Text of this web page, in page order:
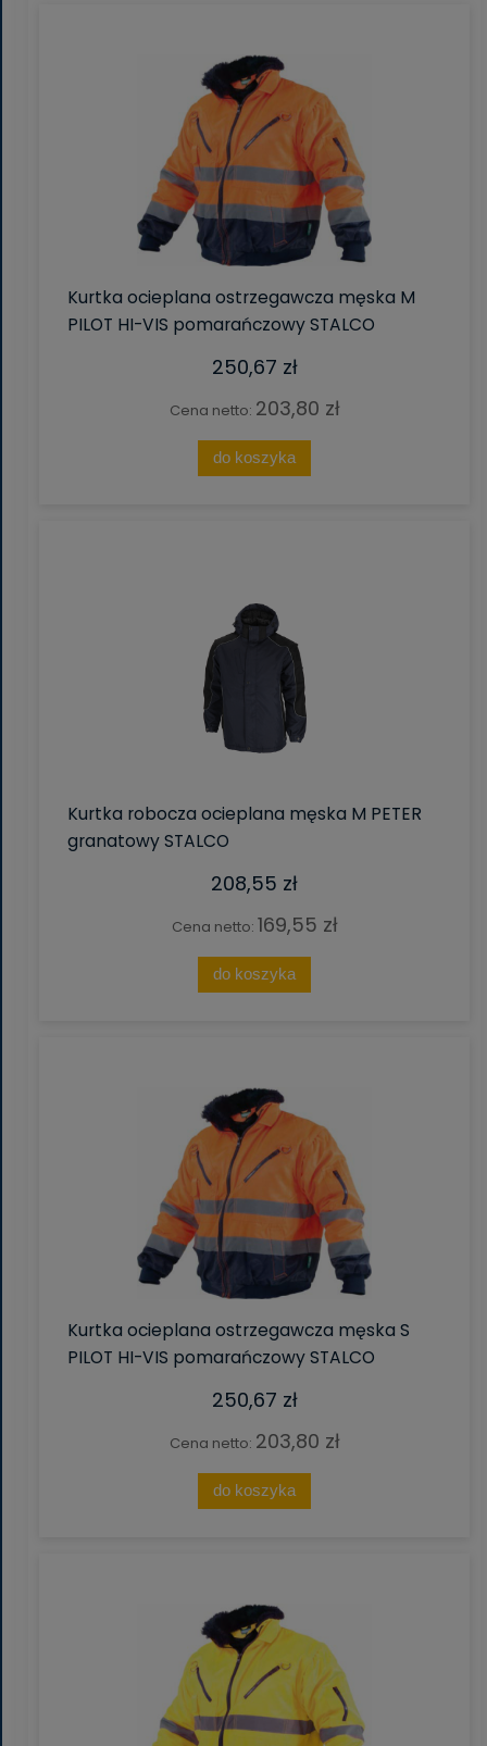
Kurtka ocieplana ostrzegawcza męska M
PILOT HI-VIS pomarańczowy STALCO
250,67 zł
Cena netto: 203,80 zł
do koszyka
Kurtka robocza ocieplana męska M PETER
granatowy STALCO
208,55 zł
Cena netto: 169,55 zł
do koszyka
Kurtka ocieplana ostrzegawcza męska S
PILOT HI-VIS pomarańczowy STALCO
250,67 zł
Cena netto: 203,80 zł
do koszyka